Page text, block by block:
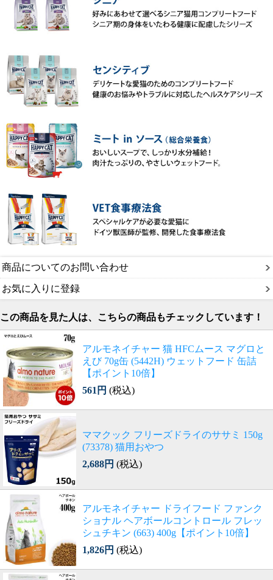
商品についてのお問い合わせ
お気に入りに登録
この商品を見た人は、こちらの商品もチェックしています！
アルモネイチャー 猫 HFCムース マグロと
えび 70g缶 (5442H) ウェットフード 缶詰
【ポイント10倍】
561円 (税込)
ママクック フリーズドライのササミ 150g
(73378) 猫用おやつ
2,688円 (税込)
アルモネイチャー ドライフード ファンク
ショナル ヘアボールコントロール フレッ
シュチキン (663) 400g【ポイント10倍】
1,826円 (税込)